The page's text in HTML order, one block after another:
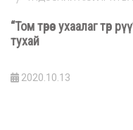
“Том төрөөс ухаалаг төр
тухай
2020.10.13